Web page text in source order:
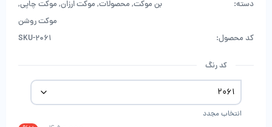
دسته: بن موکت, محصولات, موکت ارزان, موکت چاپی,
موکت روشن
کد محصول:
SKU-2061
کد رنگ
انتخاب مجدد